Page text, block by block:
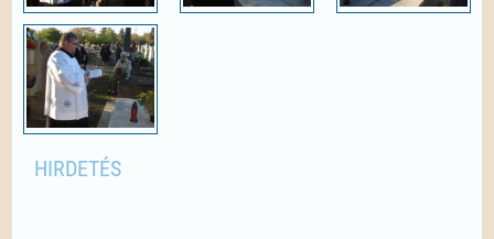
HIRDETÉS